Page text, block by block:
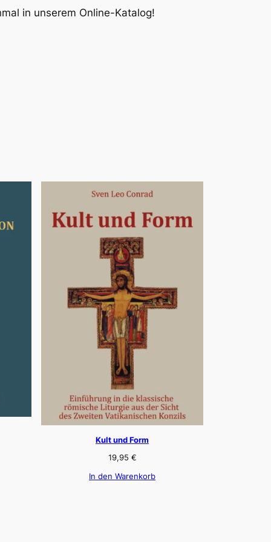
in unserem Online-Katalog!
Kult und Form
19,95 €
In den Warenkorb